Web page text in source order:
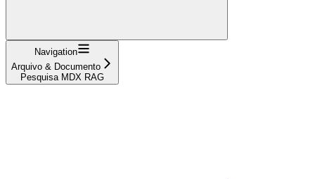
Navigation
Arquivo & Documento
Pesquisa MDX RAG